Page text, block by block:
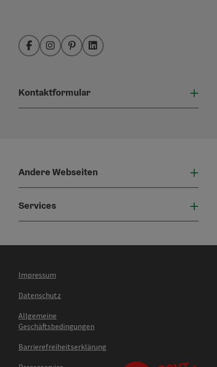
FacebookInstagramPinterestLinkedIn
Kontaktformular
Andere Webseiten
Services
Impressum
Datenschutz
Allgemeine
Geschäftsbedingungen
Barrierefreiheitserklärung